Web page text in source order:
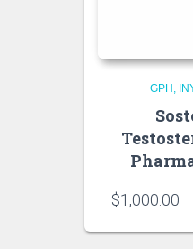
GPH
$1,000.00